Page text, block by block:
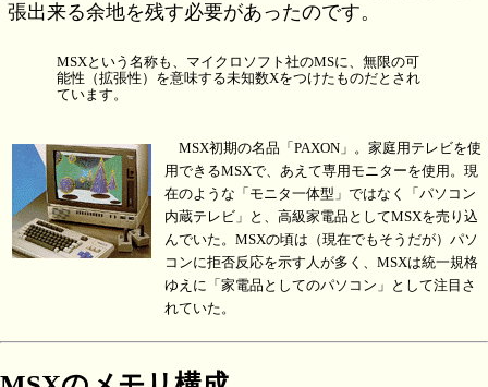
張出来る余地を残す必要があったのです。
MSXという名称も、マイクロソフト社のMSに、無限の可
能性（拡張性）を意味する未知数Xをつけたものだとされ
ています。
MSX初期の名品「PAXON」。家庭用テレビを使
用できるMSXで、あえて専用モニターを使用。現
在のような「モニタ一体型」ではなく「パソコン
内蔵テレビ」と、高級家電品としてMSXを売り込
んでいた。MSXの頃は（現在でもそうだが）パソ
コンに拒否反応を示す人が多く、MSXは統一規格
ゆえに「家電品としてのパソコン」として注目さ
れていた。